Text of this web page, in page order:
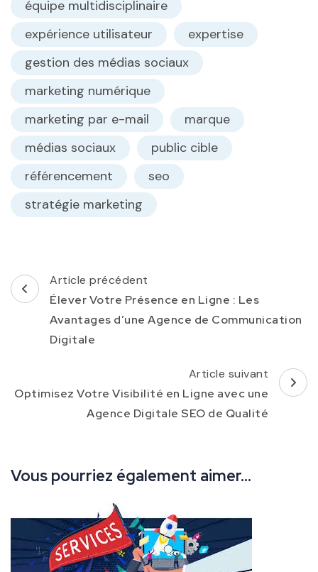
équipe multidisciplinaire
expérience utilisateur
expertise
gestion des médias sociaux
marketing numérique
marketing par e-mail
marque
médias sociaux
public cible
référencement
seo
stratégie marketing
Navigation
d'article
Article précédent
Élever Votre Présence en Ligne : Les
Avantages d’une Agence de Communication
Digitale
Article suivant
Optimisez Votre Visibilité en Ligne avec une
Agence Digitale SEO de Qualité
Vous pourriez également aimer...